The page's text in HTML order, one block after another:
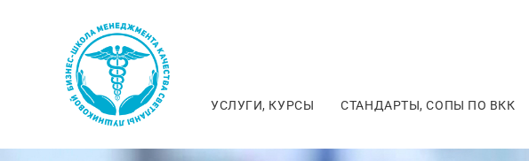
УСЛУГИ, КУРСЫ СТАНДАРТЫ, СОПЫ ПО ВКК